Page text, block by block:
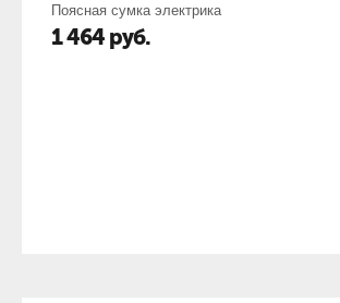
Поясная сумка электрика
1 464 руб.